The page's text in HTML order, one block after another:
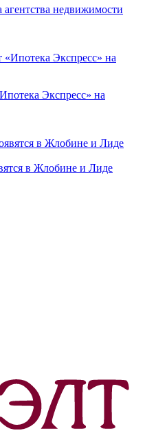
недвижимости
Экспресс» на
в Жлобине и Лиде